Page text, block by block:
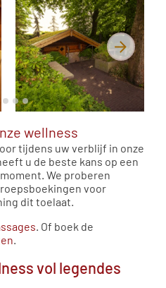
wellness
tijdens uw verblijf in onze
u de beste kans op een
We proberen
voor
dit toelaat.
. Of boek de
.
vol legendes